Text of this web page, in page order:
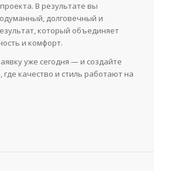
В результате вы
долговечный и
который объединяет
и комфорт.
уже сегодня — и создайте
где качество и стиль работают на